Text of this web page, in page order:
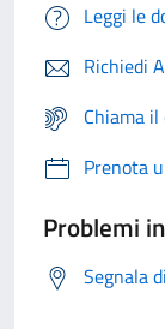
Leggi le
Richiedi
Chiama
Prenota
Problemi
Segnala